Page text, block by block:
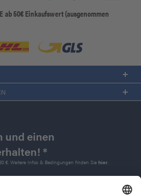
ab 50€ Einkaufswert (ausgenommen
und einen
*
€. Weitere Infos & Bedingungen finden Sie hier.